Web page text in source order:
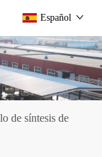
Español
de síntesis de